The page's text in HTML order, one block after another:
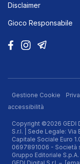
Disclaimer
Gioco Responsabile
Gestione Cookie
accessibilità
Copyright ©2026 GEDI
S.r.l. | Sede Legale: Via
Capitale Sociale Euro
0697891006 - Società
Gruppo Editoriale